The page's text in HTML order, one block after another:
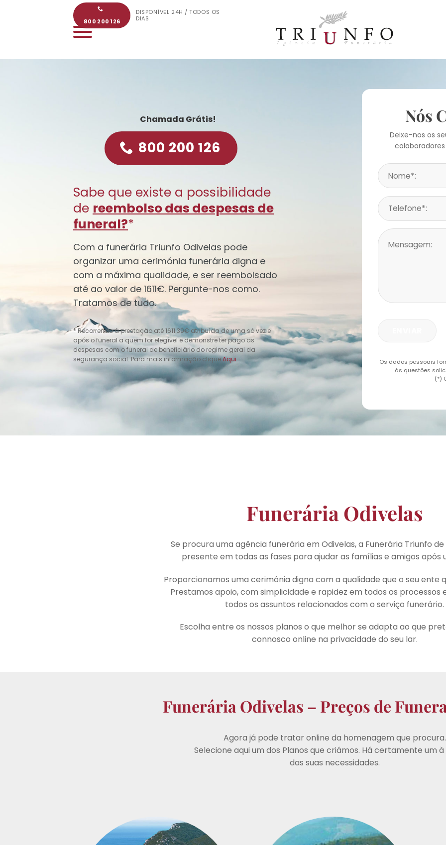
800 200 126
DISPONÍVEL 24H / TODOS OS
DIAS
Chamada Grátis!
800 200 126
Sabe que existe a possibilidade
de reembolso das despesas de
funeral?*
Com a funerária Triunfo Odivelas pode
organizar uma cerimónia funerária digna e
com a máxima qualidade, e ser reembolsado
até ao valor de 1611€. Pergunte-nos como.
Tratamos de tudo.
* Recorrendo à prestação até 1611.39€ atribuída de uma só vez e
após o funeral a quem for elegível e demonstre ter pago as
despesas com o funeral de beneficiário do regime geral da
segurança social. Para mais informação cliqueAqui.
Nós
Deixe-nos os
Os dados pessoais
às questões
(*)
Funerária Odivelas
Se procura uma agência funerária em Odivelas, a Funerária Triunfo
presente em todas as fases para ajudar as famílias e amigos após
Proporcionamos uma cerimónia digna com a qualidade que o seu ente
Prestamos apoio, com simplicidade e rapidez em todos os processos
todos os assuntos relacionados com o serviço funerário.
Escolha entre os nossos planos o que melhor se adapta ao que
connosco online na privacidade do seu lar.
Funerária Odivelas – Preços de
Agora já pode tratar online da homenagem que procura.
Selecione aqui um dos Planos que criámos. Há certamente um
das suas necessidades.